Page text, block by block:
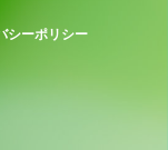
シーポリシー